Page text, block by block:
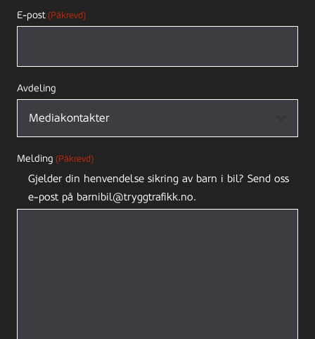
E-post (Påkrevd)
Avdeling
Melding (Påkrevd)
Gjelder din henvendelse sikring av barn i bil? Send oss
e-post på barnibil@tryggtrafikk.no.